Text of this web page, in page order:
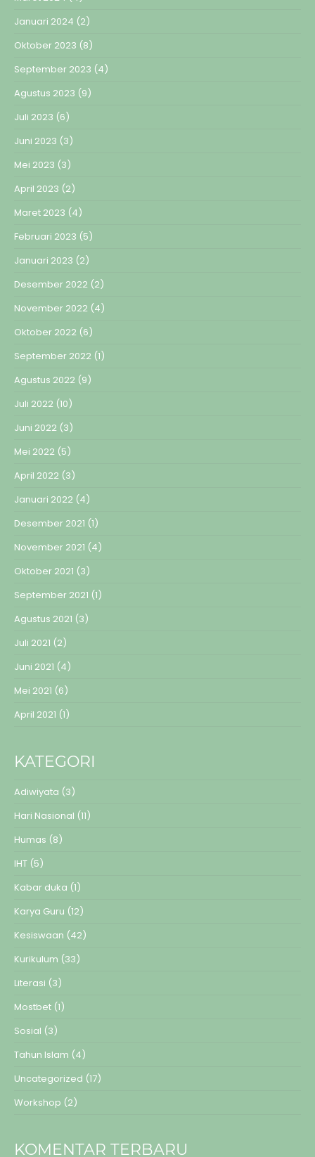
Januari 2024 (2)
Oktober 2023 (8)
September 2023 (4)
Agustus 2023 (9)
Juli 2023 (6)
Juni 2023 (3)
Mei 2023 (3)
April 2023 (2)
Maret 2023 (4)
Februari 2023 (5)
Januari 2023 (2)
Desember 2022 (2)
November 2022 (4)
Oktober 2022 (6)
September 2022 (1)
Agustus 2022 (9)
Juli 2022 (10)
Juni 2022 (3)
Mei 2022 (5)
April 2022 (3)
Januari 2022 (4)
Desember 2021 (1)
November 2021 (4)
Oktober 2021 (3)
September 2021 (1)
Agustus 2021 (3)
Juli 2021 (2)
Juni 2021 (4)
Mei 2021 (6)
April 2021 (1)
KATEGORI
Adiwiyata (3)
Hari Nasional (11)
Humas (8)
IHT (5)
Kabar duka (1)
Karya Guru (12)
Kesiswaan (42)
Kurikulum (33)
Literasi (3)
Mostbet (1)
Sosial (3)
Tahun Islam (4)
Uncategorized (17)
Workshop (2)
KOMENTAR TERBARU